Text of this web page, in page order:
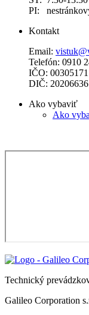
PI:
Kontakt
Email:
Telefón: 0910
IČO: 00305171
DIČ:
Ako vybaviť
Ako
Technický
Galileo Corporation